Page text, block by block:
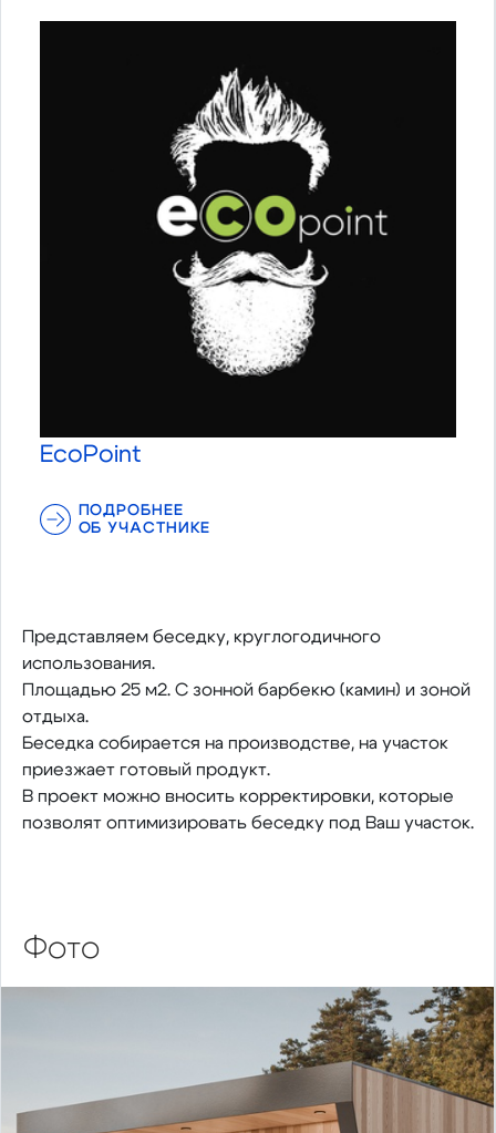
EcoPoint
ПОДРОБНЕЕ
ОБ УЧАСТНИКЕ
Представляем беседку, круглогодичного
использования.
Площадью 25 м2. С зонной барбекю (камин) и зоной
отдыха.
Беседка собирается на производстве, на участок
приезжает готовый продукт.
В проект можно вносить корректировки, которые
позволят оптимизировать беседку под Ваш участок.
Фото